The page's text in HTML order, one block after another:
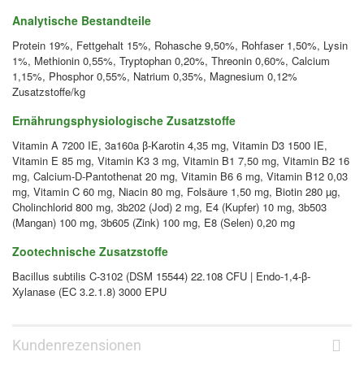
Analytische Bestandteile
Protein 19%, Fettgehalt 15%, Rohasche 9,50%, Rohfaser 1,50%, Lysin
1%, Methionin 0,55%, Tryptophan 0,20%, Threonin 0,60%, Calcium
1,15%, Phosphor 0,55%, Natrium 0,35%, Magnesium 0,12%
Zusatzstoffe/kg
Ernährungsphysiologische Zusatzstoffe
Vitamin A 7200 IE, 3a160a β-Karotin 4,35 mg, Vitamin D3 1500 IE,
Vitamin E 85 mg, Vitamin K3 3 mg, Vitamin B1 7,50 mg, Vitamin B2 16
mg, Calcium-D-Pantothenat 20 mg, Vitamin B6 6 mg, Vitamin B12 0,03
mg, Vitamin C 60 mg, Niacin 80 mg, Folsäure 1,50 mg, Biotin 280 µg,
Cholinchlorid 800 mg, 3b202 (Jod) 2 mg, E4 (Kupfer) 10 mg, 3b503
(Mangan) 100 mg, 3b605 (Zink) 100 mg, E8 (Selen) 0,20 mg
Zootechnische Zusatzstoffe
Bacillus subtilis C-3102 (DSM 15544) 22.108 CFU | Endo-1,4-β-
Xylanase (EC 3.2.1.8) 3000 EPU
Kundenrezensionen